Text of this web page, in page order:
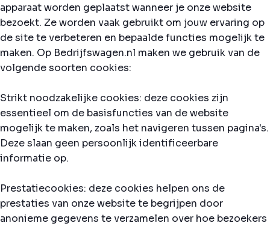
apparaat worden geplaatst wanneer je onze website
bezoekt. Ze worden vaak gebruikt om jouw ervaring op
de site te verbeteren en bepaalde functies mogelijk te
maken. Op Bedrijfswagen.nl maken we gebruik van de
volgende soorten cookies:
Strikt noodzakelijke cookies: deze cookies zijn
essentieel om de basisfuncties van de website
mogelijk te maken, zoals het navigeren tussen pagina's.
Deze slaan geen persoonlijk identificeerbare
informatie op.
Prestatiecookies: deze cookies helpen ons de
prestaties van onze website te begrijpen door
anonieme gegevens te verzamelen over hoe bezoekers